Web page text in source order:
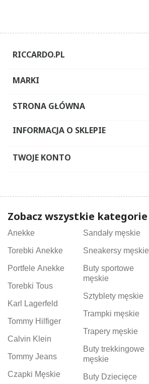
RICCARDO.PL
MARKI
STRONA GŁÓWNA
INFORMACJA O SKLEPIE
TWOJE KONTO
Zobacz wszystkie kategorie
Anekke
Torebki Anekke
Portfele Anekke
Torebki Tous
Karl Lagerfeld
Tommy Hilfiger
Calvin Klein
Tommy Jeans
Czapki Męskie
Sandały męskie
Sneakersy męskie
Buty sportowe
męskie
Sztyblety męskie
Trampki męskie
Trapery męskie
Buty trekkingowe
męskie
Buty Dziecięce